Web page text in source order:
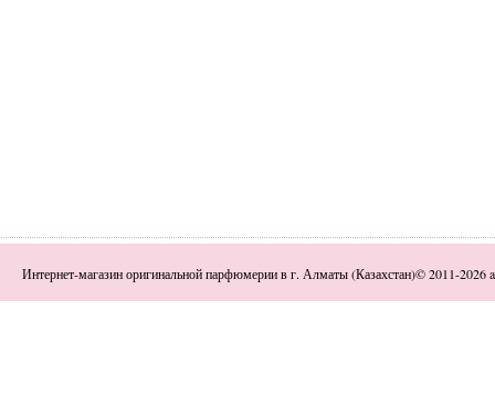
Интернет-магазин оригинальной парфюмерии в г. Алматы (Казахстан)© 2011-2026